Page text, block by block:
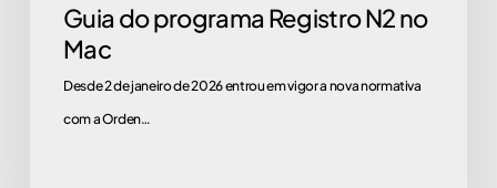
Guia do programa Registro N2 no
Mac
Desde 2 de janeiro de 2026 entrou em vigor a nova normativa
com a Orden…